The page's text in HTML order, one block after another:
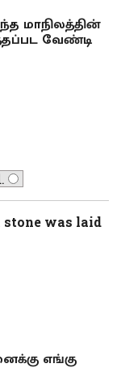
மாநிலத்தின்
வேண்டி
stone was laid
எங்கு